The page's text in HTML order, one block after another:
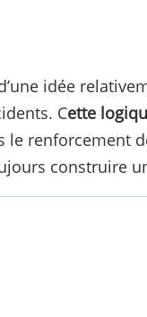
idée
Cette
renforcement
construire